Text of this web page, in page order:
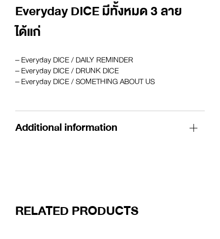
Everyday DICE มีทั้งหมด 3 ลาย
ได้แก่
– Everyday DICE / DAILY REMINDER
– Everyday DICE / DRUNK DICE
– Everyday DICE / SOMETHING ABOUT US
Additional information
RELATED PRODUCTS